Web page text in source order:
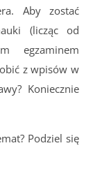
Aby zostać
(licząc od
egzaminem
z wpisów w
Koniecznie
Podziel się